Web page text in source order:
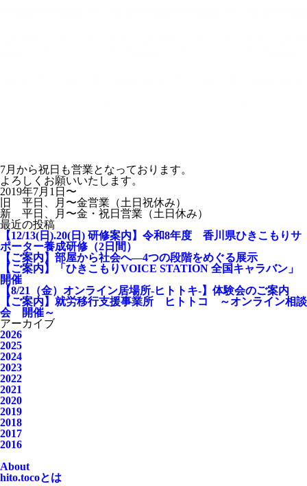
7月から祝日も営業となっております。
よろしくお願いいたします。
2019年7月1日〜
旧 平日、月〜金営業（土日祝休み）
新 平日、月〜金・祝日営業（土日休み）
最近の投稿
【12/13(日).20(日) 研修案内】令和8年度 香川県ひきこもりサ
ポーター養成研修（2日間）
【ご案内】部屋から社会へ―4つの段階をめぐる展示
【ご案内】「ひきこもりVOICE STATION 全国キャラバン」
開催
【8/21（金）オンライン居場所-ヒトトキ-】体験会のご案内
【ご案内】就労移行支援事業所 ヒトトコ ～オンライン相談
会 開催～
アーカイブ
2026
2025
2024
2023
2022
2021
2020
2019
2018
2017
2016
About
hito.tocoとは